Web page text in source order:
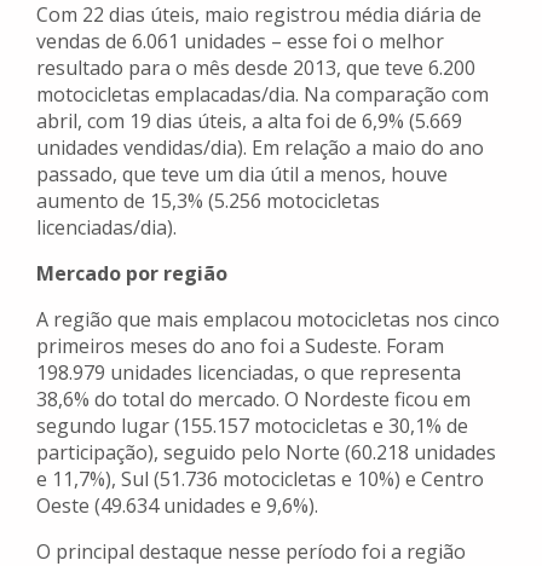
Com 22 dias úteis, maio registrou média diária de
vendas de 6.061 unidades – esse foi o melhor
resultado para o mês desde 2013, que teve 6.200
motocicletas emplacadas/dia. Na comparação com
abril, com 19 dias úteis, a alta foi de 6,9% (5.669
unidades vendidas/dia). Em relação a maio do ano
passado, que teve um dia útil a menos, houve
aumento de 15,3% (5.256 motocicletas
licenciadas/dia).
Mercado por região
A região que mais emplacou motocicletas nos cinco
primeiros meses do ano foi a Sudeste. Foram
198.979 unidades licenciadas, o que representa
38,6% do total do mercado. O Nordeste ficou em
segundo lugar (155.157 motocicletas e 30,1% de
participação), seguido pelo Norte (60.218 unidades
e 11,7%), Sul (51.736 motocicletas e 10%) e Centro
Oeste (49.634 unidades e 9,6%).
O principal destaque nesse período foi a região